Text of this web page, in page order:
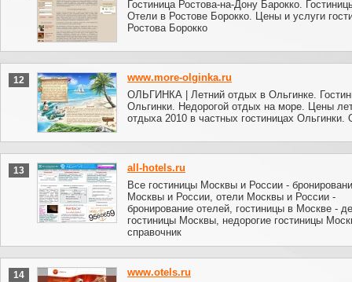
Гостиница Ростова-на-Дону Барокко.
Отели в Ростове Борокко. Цены и услуги
Ростова Борокко
12
www.more-olginka.ru
ОЛЬГИНКА | Летний отдых в Ольгинке.
Ольгинки. Недорогой отдых на море. Цены
отдыха 2010 в частных гостиницах Ольгинки.
13
all-hotels.ru
Все гостиницы Москвы и России -
Москвы и России, отели Москвы и России -
бронирование отелей, гостиницы в Москве -
гостиницы Москвы, недорогие гостиницы
справочник
14
www.otels.ru